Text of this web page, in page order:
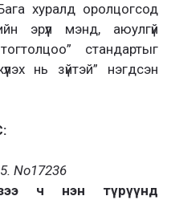
хуралд оролцогсод
эрүүл мэнд, аюулгүй
стандартыг
нь зүйтэй” нэгдсэн
No17236
ч нэн түрүүнд